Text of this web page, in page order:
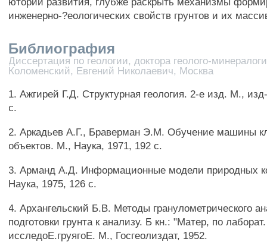
инженерно-?еологических свойств грунтов и их
Библиография
Диссертация по геологии, доктора геолого-
Коломенский, Евгений Николаевич, Москва
1. Ажгирей Г.Д. Структурная геология. 2-е изд. М.,
с.
2. Аркадьев А.Г., Браверман Э.М. Обучение машины
объектов. М., Наука, 1971, 192 с.
3. Арманд А.Д. Информационные модели природных
Наука, 1975, 126 с.
4. Архангельский Б.В. Методы гранулометрического
подготовки грунта к анализу. Б кн.: "Матер, по лаборат.
исследоЕ.груягоЕ. М., Госгеолиздат, 1952.